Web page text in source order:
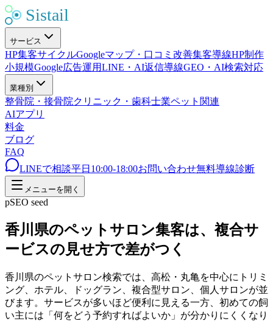
サービス
HP集客サイクルGoogleマップ・口コミ改善集客導線HP制作
小規模Google広告運用LINE・AI返信導線GEO・AI検索対応
業種別
整骨院・接骨院クリニック・歯科士業ペット関連
AIアプリ
料金
ブログ
FAQ
LINEで相談平日10:00-18:00お問い合わせ無料導線診断
メニューを開く
pSEO seed
香川県のペットサロン集客は、複合サ
ービスの見せ方で差がつく
香川県のペットサロン検索では、高松・丸亀を中心にトリミ
ング、ホテル、ドッグラン、複合型サロン、個人サロンが並
びます。サービスが多いほど便利に見える一方、初めての飼
い主には「何をどう予約すればよいか」が分かりにくくなり